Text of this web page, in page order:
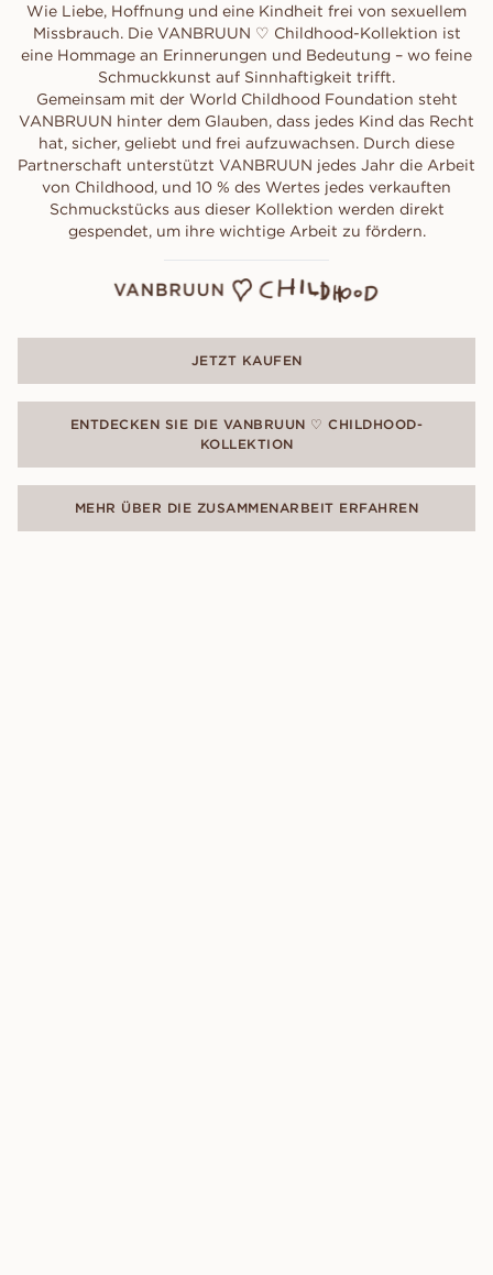
Wie Liebe, Hoffnung und eine Kindheit frei von sexuellem
Missbrauch. Die VANBRUUN ♡ Childhood-Kollektion ist
eine Hommage an Erinnerungen und Bedeutung – wo feine
Schmuckkunst auf Sinnhaftigkeit trifft.
Gemeinsam mit der World Childhood Foundation steht
VANBRUUN hinter dem Glauben, dass jedes Kind das Recht
hat, sicher, geliebt und frei aufzuwachsen. Durch diese
Partnerschaft unterstützt VANBRUUN jedes Jahr die Arbeit
von Childhood, und 10 % des Wertes jedes verkauften
Schmuckstücks aus dieser Kollektion werden direkt
gespendet, um ihre wichtige Arbeit zu fördern.
JETZT KAUFEN
ENTDECKEN SIE DIE VANBRUUN ♡ CHILDHOOD-
KOLLEKTION
MEHR ÜBER DIE ZUSAMMENARBEIT ERFAHREN